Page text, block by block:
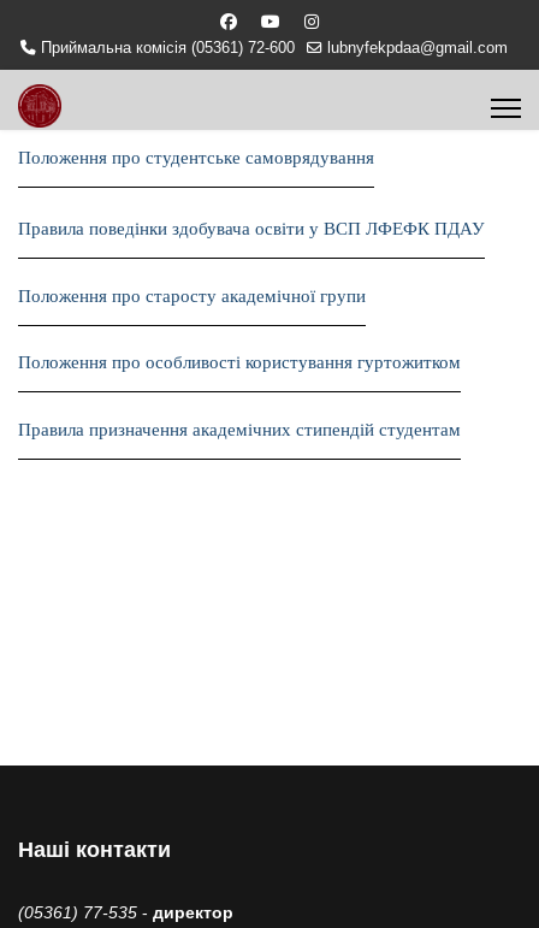
Приймальна комісія (05361) 72-600 lubnyfekpdaa@gmail.com
Положення про студентське самоврядування
Правила поведінки здобувача освіти у ВСП ЛФЕФК ПДАУ
Положення про старосту академічної групи
Положення про особливості користування гуртожитком
Правила призначення академічних стипендій студентам
Наші контакти
(05361) 77-535 - директор